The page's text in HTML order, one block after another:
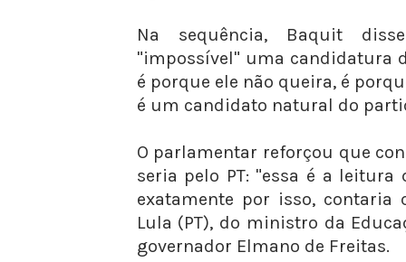
Na sequência, Baquit
"impossível" uma candidatura
é porque ele não queira, é
é um candidato natural do
O parlamentar reforçou que
seria pelo PT: "essa é a leitura
exatamente por isso, contaria
Lula (PT), do ministro da
governador Elmano de Freitas.